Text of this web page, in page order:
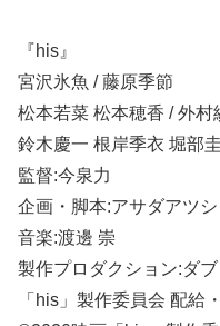
『his』
宮沢氷魚 / 藤原季節
松本若菜 松本穂香 / 外村
鈴木慶一 根岸季衣 堀部
監督:今泉力
企画・脚本:アサダアツシ
音楽:渡邊 崇
製作プロダクション:ダ
「his」製作委員会 配給